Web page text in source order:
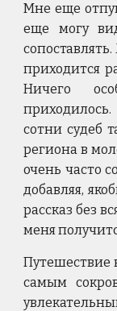
Мне еще
еще могу
приходится
Ничего
сотни судеб
региона в
очень часто
добавляя,
рассказ без
меня
Путешествие
самым